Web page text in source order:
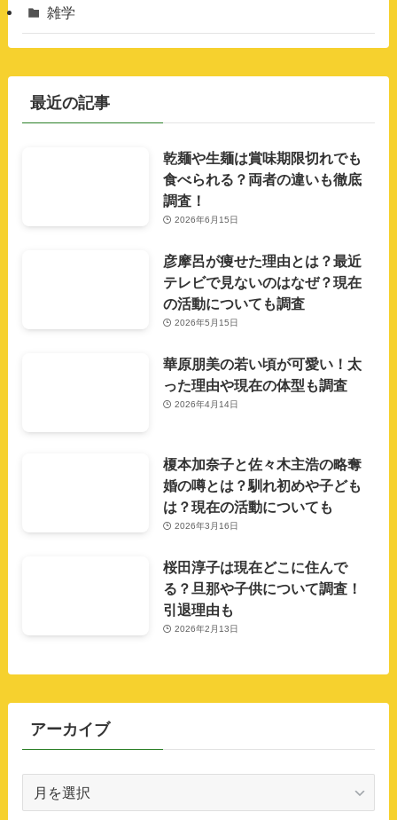
雑学
最近の記事
乾麺や生麺は賞味期限切れでも
食べられる？両者の違いも徹底
調査！
2026年6月15日
彦摩呂が痩せた理由とは？最近
テレビで見ないのはなぜ？現在
の活動についても調査
2026年5月15日
華原朋美の若い頃が可愛い！太
った理由や現在の体型も調査
2026年4月14日
榎本加奈子と佐々木主浩の略奪
婚の噂とは？馴れ初めや子ども
は？現在の活動についても
2026年3月16日
桜田淳子は現在どこに住んで
る？旦那や子供について調査！
引退理由も
2026年2月13日
アーカイブ